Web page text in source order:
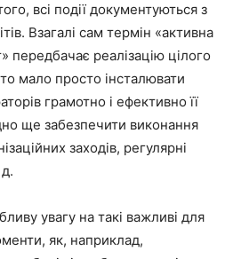
всі події документуються з
Взагалі сам термін «активна
передбачає реалізацію цілого
мало просто інсталювати
грамотно і ефективно її
ще забезпечити виконання
заходів, регулярні
увагу на такі важливі для
як, наприклад,